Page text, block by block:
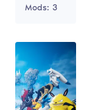
Mods: 3